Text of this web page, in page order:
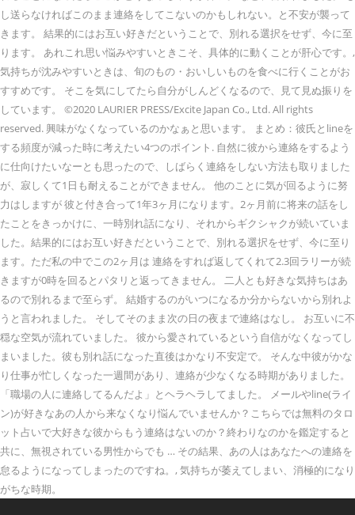
し送らなければこのまま連絡をしてこないのかもしれない。と不安が襲って
きます。 結果的にはお互い好きだということで、別れる選択をせず、今に至
ります。 あれこれ思い悩みやすいときこそ、具体的に動くことが肝心です。,
気持ちが沈みやすいときは、旬のもの・おいしいものを食べに行くことがお
すすめです。 そこを気にしてたら自分がしんどくなるので、見て見ぬ振りを
しています。 ©2020 LAURIER PRESS/Excite Japan Co., Ltd. All rights
reserved. 興味がなくなっているのかなぁと思います。 まとめ：彼氏とlineを
する頻度が減った時に考えたい4つのポイント. 自然に彼から連絡をするよう
に仕向けたいなーとも思ったので、しばらく連絡をしない方法も取りました
が、寂しくて1日も耐えることができません。 他のことに気が回るように努
力はしますが 彼と付き合って1年3ヶ月になります。2ヶ月前に将来の話をし
たことをきっかけに、一時別れ話になり、それからギクシャクが続いていま
した。結果的にはお互い好きだということで、別れる選択をせず、今に至り
ます。ただ私の中でこの2ヶ月は 連絡をすれば返してくれて2.3回ラリーが続
きますが0時を回るとパタリと返ってきません。 二人とも好きな気持ちはあ
るので別れるまで至らず。 結婚するのがいつになるか分からないから別れよ
うと言われました。 そしてそのまま次の日の夜まで連絡はなし。 お互いに不
穏な空気が流れていました。 彼から愛されているという自信がなくなってし
まいました。彼も別れ話になった直後はかなり不安定で。 そんな中彼がかな
り仕事が忙しくなった一週間があり、連絡が少なくなる時期がありました。
「職場の人に連絡してるんだよ」とヘラヘラしてました。 メールやline(ライ
ン)が好きなあの人から来なくなり悩んでいませんか？こちらでは無料のタロ
ット占いで大好きな彼からもう連絡はないのか？終わりなのかを鑑定すると
共に、無視されている男性からでも … その結果、あの人はあなたへの連絡を
怠るようになってしまったのですね。, 気持ちが萎えてしまい、消極的になり
がちな時期。